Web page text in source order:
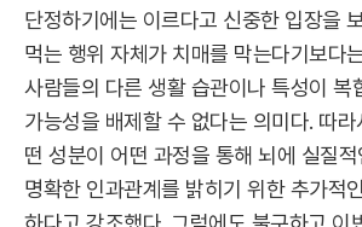
단정하기에는 이르다고 신중한 입장을
먹는 행위 자체가 치매를 막는다기보다
사람들의 다른 생활 습관이나 특성이 복
가능성을 배제할 수 없다는 의미다. 따라
떤 성분이 어떤 과정을 통해 뇌에 실질
명확한 인과관계를 밝히기 위한 추가적